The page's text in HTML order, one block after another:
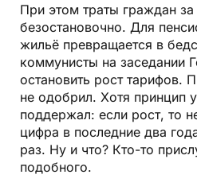
При этом траты граждан
безостановочно. Для
жильё превращается в
коммунисты на заседании
остановить рост тарифов.
не одобрил. Хотя принцип
поддержал: если рост, то
цифра в последние два
раз. Ну и что? Кто-то
подобного.